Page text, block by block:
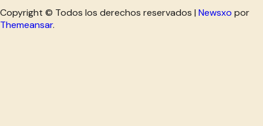
Copyright © Todos los derechos reservados | Newsxo por
Themeansar.